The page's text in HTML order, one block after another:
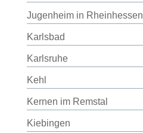
Jugenheim in Rheinhessen
Karlsbad
Karlsruhe
Kehl
Kernen im Remstal
Kiebingen